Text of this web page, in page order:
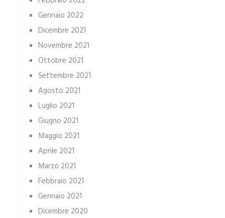
Gennaio 2022
Dicembre 2021
Novembre 2021
Ottobre 2021
Settembre 2021
Agosto 2021
Luglio 2021
Giugno 2021
Maggio 2021
Aprile 2021
Marzo 2021
Febbraio 2021
Gennaio 2021
Dicembre 2020